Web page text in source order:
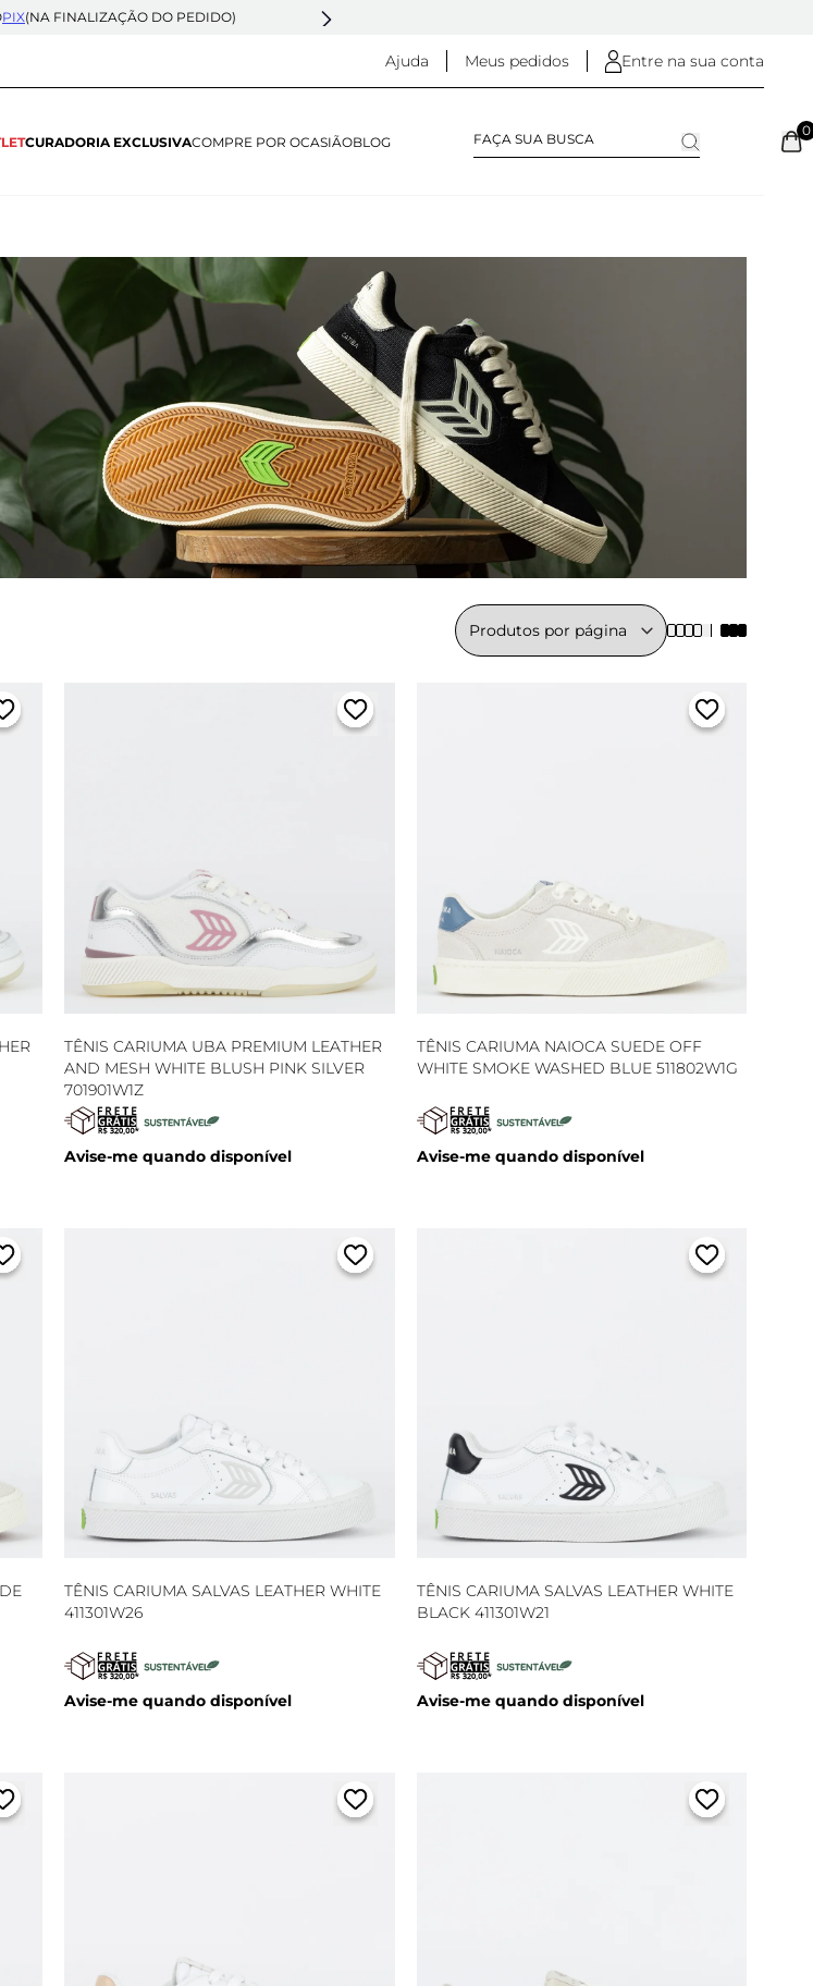
PIX(NA FINALIZAÇÃO DO PEDIDO)
Ajuda Meus pedidos Entre na sua conta
CURADORIA EXCLUSIVACOMPRE POR OCASIÃOBLOG
0
TÊNIS CARIUMA UBA PREMIUM LEATHER
AND MESH WHITE BLUSH PINK SILVER
701901W1Z
Avise-me quando disponível
TÊNIS CARIUMA NAIOCA SUEDE OFF
WHITE SMOKE WASHED BLUE 511802W1G
Avise-me quando disponível
TÊNIS CARIUMA SALVAS LEATHER WHITE
411301W26
Avise-me quando disponível
TÊNIS CARIUMA SALVAS LEATHER WHITE
BLACK 411301W21
Avise-me quando disponível